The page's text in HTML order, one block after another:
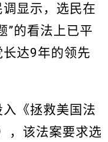
显示，选民在
”的看法上已平
达9年的领先
《拯救美国法
，该法案要求选